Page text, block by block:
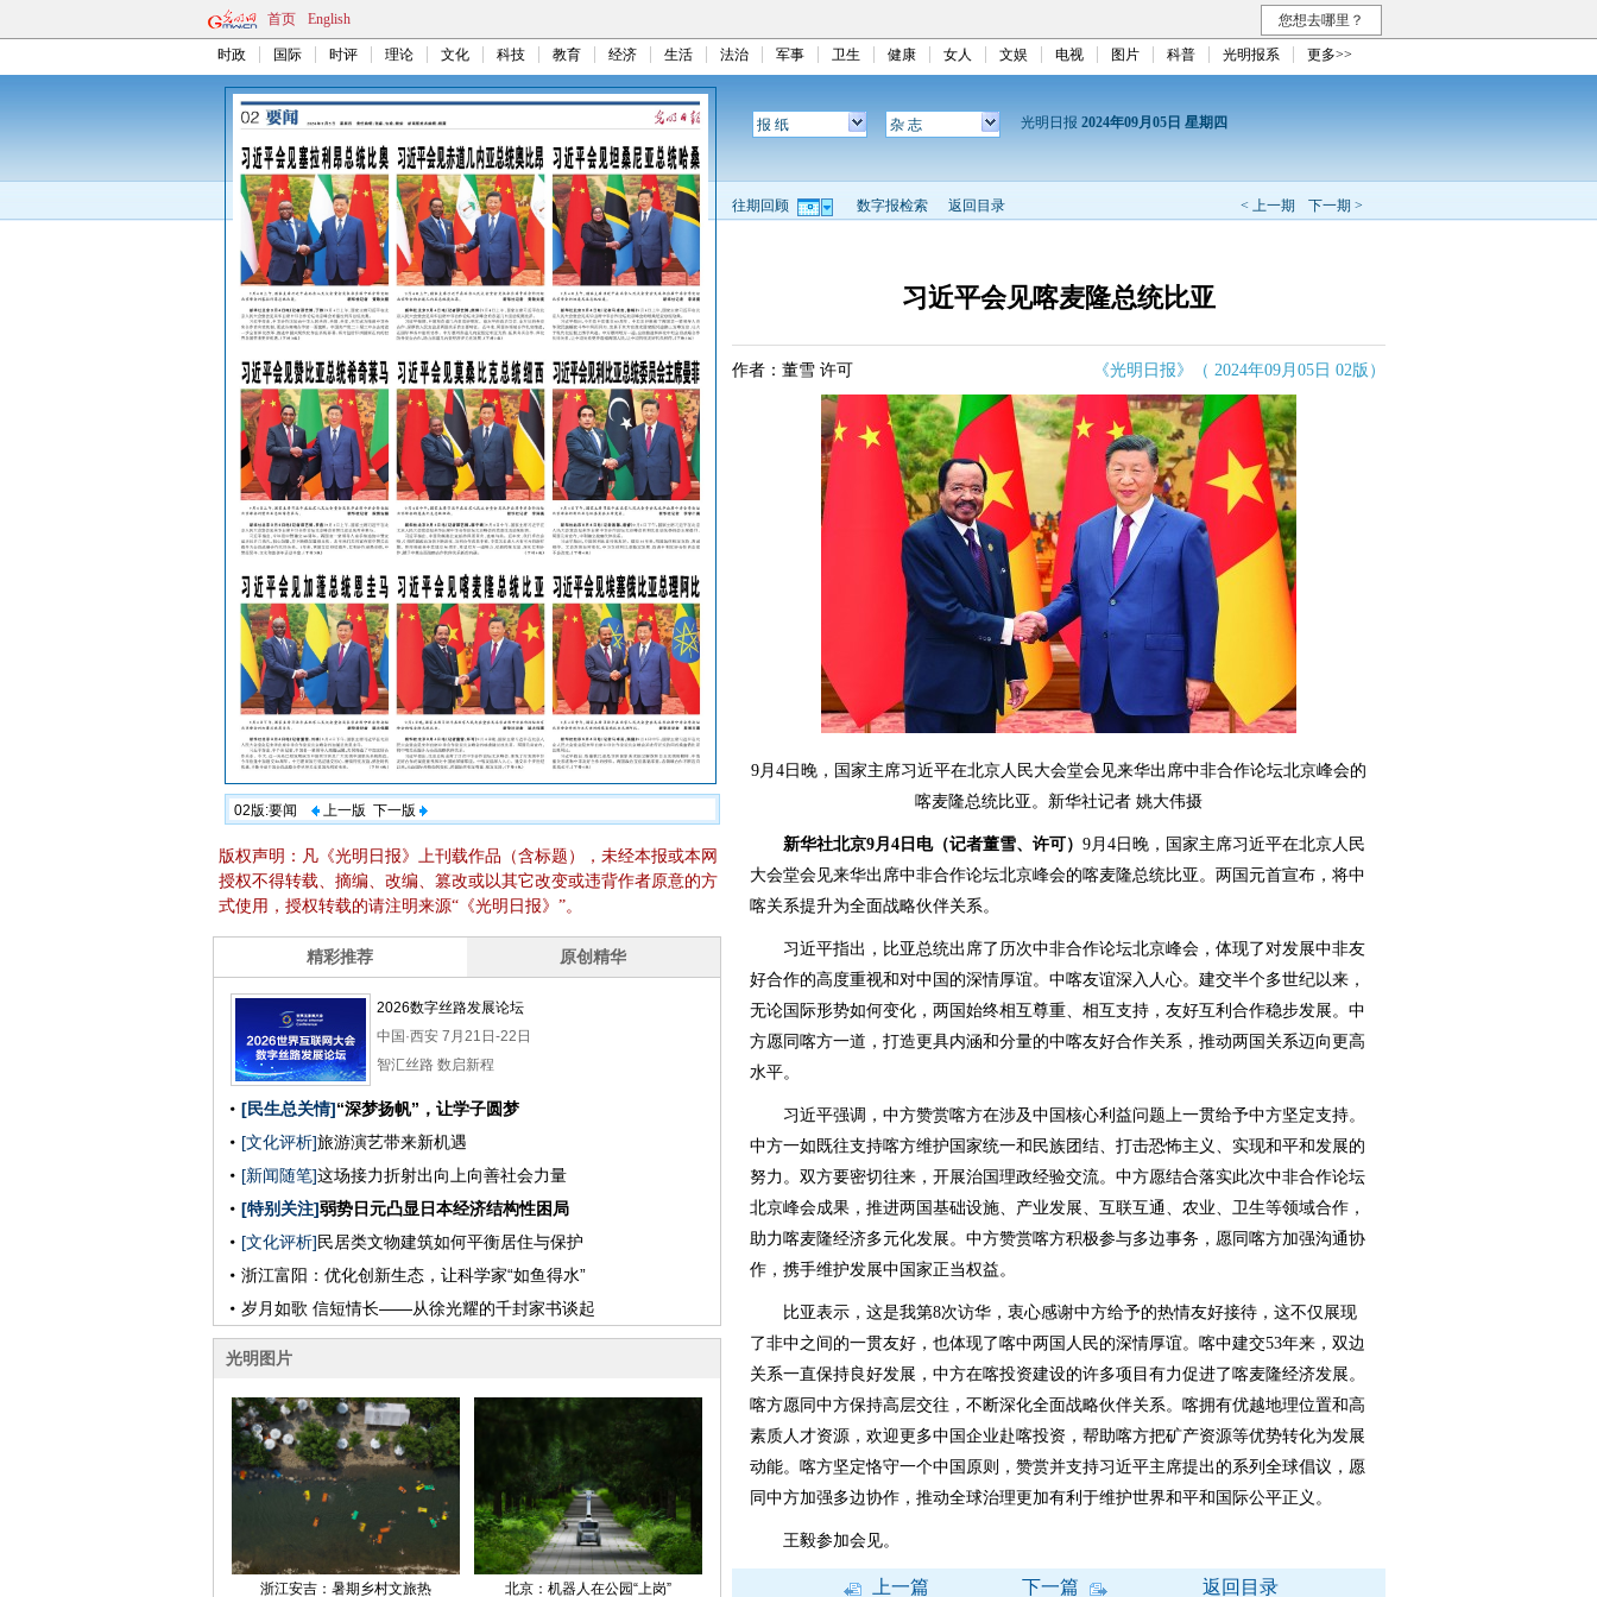
首页 English 您想去哪里？
时政 国际 时评 理论 文化 科技 教育 经济 生活 法治 军事 卫生 健康 女人 文娱 电视 图片 科普 光明报系 更多>>
02版:要闻 上一版 下一版
版权声明：凡《光明日报》上刊载作品（含标题），未经本报或本网
授权不得转载、摘编、改编、篡改或以其它改变或违背作者原意的方
式使用，授权转载的请注明来源“《光明日报》”。
报 纸 杂 志 光明日报 2024年09月05日 星期四
< 上一期 下一期 >
往期回顾 数字报检索 返回目录
习近平会见喀麦隆总统比亚
作者：董雪 许可 《光明日报》（ 2024年09月05日 02版）
9月4日晚，国家主席习近平在北京人民大会堂会见来华出席中非合作论坛北京峰会的
喀麦隆总统比亚。新华社记者 姚大伟摄
新华社北京9月4日电（记者董雪、许可） 9月4日晚，国家主席习近平在北京人民
大会堂会见来华出席中非合作论坛北京峰会的喀麦隆总统比亚。两国元首宣布，将中
喀关系提升为全面战略伙伴关系。
习近平指出，比亚总统出席了历次中非合作论坛北京峰会，体现了对发展中非友
好合作的高度重视和对中国的深情厚谊。中喀友谊深入人心。建交半个多世纪以来，
无论国际形势如何变化，两国始终相互尊重、相互支持，友好互利合作稳步发展。中
方愿同喀方一道，打造更具内涵和分量的中喀友好合作关系，推动两国关系迈向更高
水平。
习近平强调，中方赞赏喀方在涉及中国核心利益问题上一贯给予中方坚定支持。
中方一如既往支持喀方维护国家统一和民族团结、打击恐怖主义、实现和平和发展的
努力。双方要密切往来，开展治国理政经验交流。中方愿结合落实此次中非合作论坛
北京峰会成果，推进两国基础设施、产业发展、互联互通、农业、卫生等领域合作，
助力喀麦隆经济多元化发展。中方赞赏喀方积极参与多边事务，愿同喀方加强沟通协
作，携手维护发展中国家正当权益。
比亚表示，这是我第8次访华，衷心感谢中方给予的热情友好接待，这不仅展现
了非中之间的一贯友好，也体现了喀中两国人民的深情厚谊。喀中建交53年来，双边
关系一直保持良好发展，中方在喀投资建设的许多项目有力促进了喀麦隆经济发展。
喀方愿同中方保持高层交往，不断深化全面战略伙伴关系。喀拥有优越地理位置和高
素质人才资源，欢迎更多中国企业赴喀投资，帮助喀方把矿产资源等优势转化为发展
动能。喀方坚定恪守一个中国原则，赞赏并支持习近平主席提出的系列全球倡议，愿
同中方加强多边协作，推动全球治理更加有利于维护世界和平和国际公平正义。
王毅参加会见。
上一篇 下一篇 返回目录